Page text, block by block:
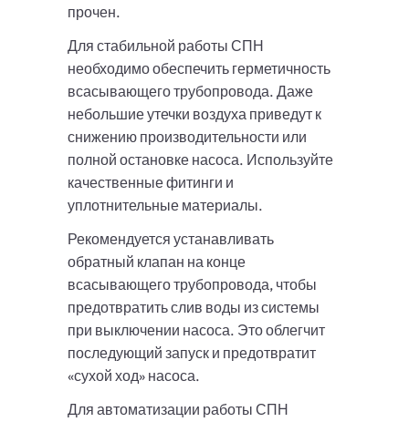
прочен.
Для стабильной работы СПН
необходимо обеспечить герметичность
всасывающего трубопровода. Даже
небольшие утечки воздуха приведут к
снижению производительности или
полной остановке насоса. Используйте
качественные фитинги и
уплотнительные материалы.
Рекомендуется устанавливать
обратный клапан на конце
всасывающего трубопровода, чтобы
предотвратить слив воды из системы
при выключении насоса. Это облегчит
последующий запуск и предотвратит
«сухой ход» насоса.
Для автоматизации работы СПН